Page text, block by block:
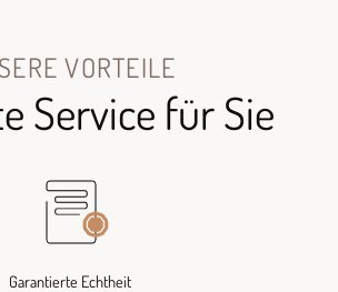
VORTEILE
Service für Sie
Garantierte Echtheit